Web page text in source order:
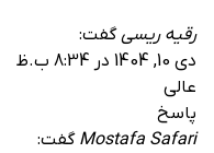
رقیه ریسی گفت:
دی 10, 1404 در 8:34 ب.ظ
عالی
پاسخ
Mostafa Safari گفت: